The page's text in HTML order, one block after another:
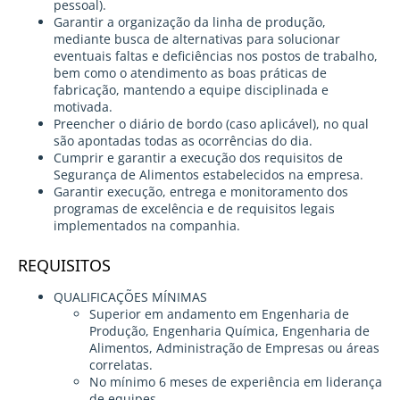
pessoal).
Garantir a organização da linha de produção,
mediante busca de alternativas para solucionar
eventuais faltas e deficiências nos postos de trabalho,
bem como o atendimento as boas práticas de
fabricação, mantendo a equipe disciplinada e
motivada.
Preencher o diário de bordo (caso aplicável), no qual
são apontadas todas as ocorrências do dia.
Cumprir e garantir a execução dos requisitos de
Segurança de Alimentos estabelecidos na empresa.
Garantir execução, entrega e monitoramento dos
programas de excelência e de requisitos legais
implementados na companhia.
REQUISITOS
QUALIFICAÇÕES MÍNIMAS
Superior em andamento em Engenharia de
Produção, Engenharia Química, Engenharia de
Alimentos, Administração de Empresas ou áreas
correlatas.
No mínimo 6 meses de experiência em liderança